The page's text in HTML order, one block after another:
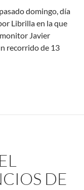
domingo, día
Librilla en la que
Javier
recorrido de 13
DE